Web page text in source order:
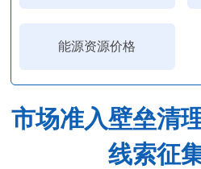
能源资源价格
市场准入壁垒清
线索征